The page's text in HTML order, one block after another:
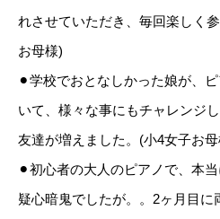
れさせていただき、毎回楽しく
お母様)
⚫︎学校でおとなしかった娘が、
いて、様々な事にもチャレンジ
友達が増えました。(小4女子お
⚫︎初心者の大人のピアノで、本
疑心暗鬼でしたが。。2ヶ月目に